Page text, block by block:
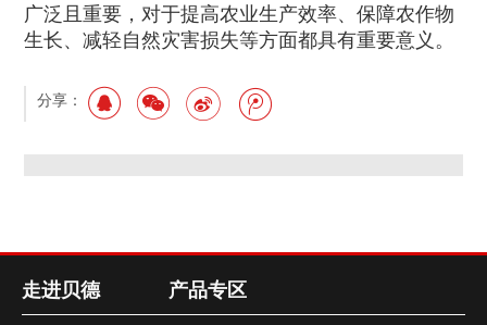
广泛且重要，对于提高农业生产效率、保障农作物
生长、减轻自然灾害损失等方面都具有重要意义。
分享：
走进贝德 产品专区